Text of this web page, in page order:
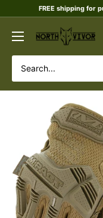
content
FREE shipping for
NORTHVIVOR